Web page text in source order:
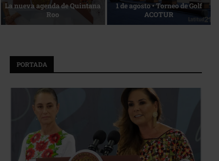
Reconocimiento de viajeros La esencia del servicio
PORTADA